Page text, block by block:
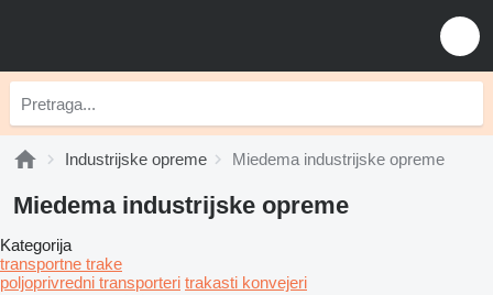
Industrijske opreme Miedema industrijske opreme
Miedema industrijske opreme
Kategorija
transportne trake
poljoprivredni transporteri trakasti konvejeri